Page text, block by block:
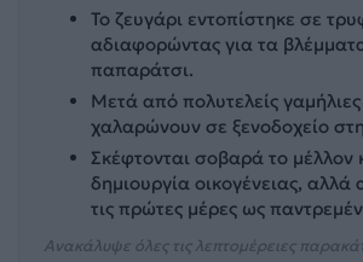
Το ζευγάρι εντοπίστηκε σε
αδιαφορώντας για τα
παπαράτσι.
Μετά από πολυτελείς
χαλαρώνουν σε ξενοδοχείο
Σκέφτονται σοβαρά το μέλλον
δημιουργία οικογένειας,
τις πρώτες μέρες ως
Ανακάλυψε όλες τις λεπτομέρειες